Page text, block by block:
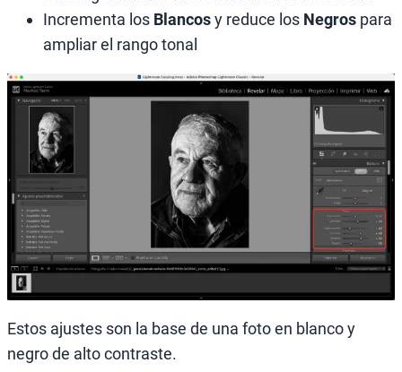
Incrementa los Blancosy reduce los Negros para
ampliar el rango tonal
Estos ajustes son la base de una foto en blanco y
negro de alto contraste.